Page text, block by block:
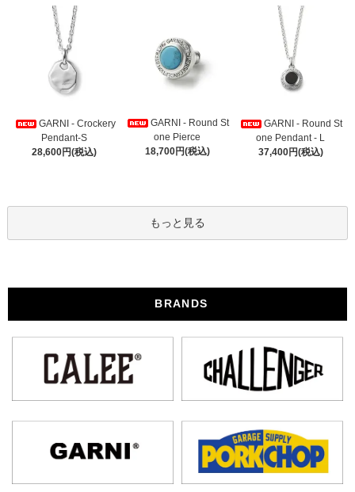
GARNI - Crockery
Pendant-S
28,600円(税込)
GARNI - Round St
one Pierce
18,700円(税込)
GARNI - Round St
one Pendant - L
37,400円(税込)
もっと見る
BRANDS